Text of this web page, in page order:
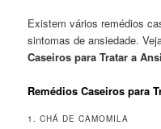
Existem vários remédios
sintomas de ansiedade.
Caseiros para Tratar a
Remédios Caseiros para
1. CHÁ DE CAMOMILA